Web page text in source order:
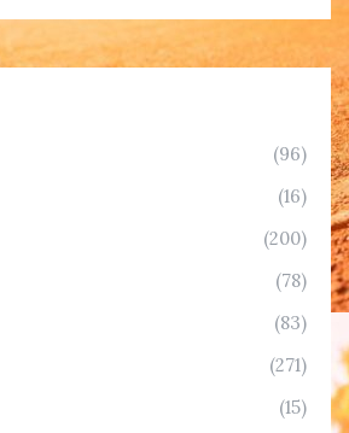
(96)
(16)
(200)
(78)
(83)
(271)
(15)